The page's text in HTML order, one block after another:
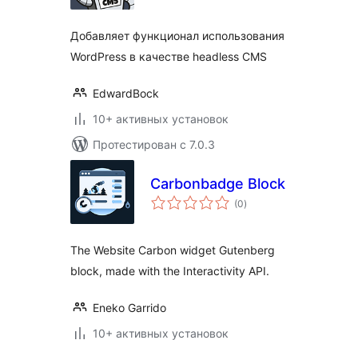
Добавляет функционал использования
WordPress в качестве headless CMS
EdwardBock
10+ активных установок
Протестирован с 7.0.3
Carbonbadge Block
(0общий
рейтинг
)
The Website Carbon widget Gutenberg
block, made with the Interactivity API.
Eneko Garrido
10+ активных установок